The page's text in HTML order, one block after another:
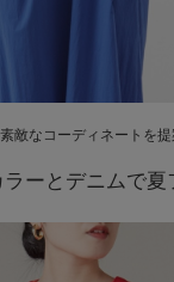
敵なコーディネートを
ーとデニムで